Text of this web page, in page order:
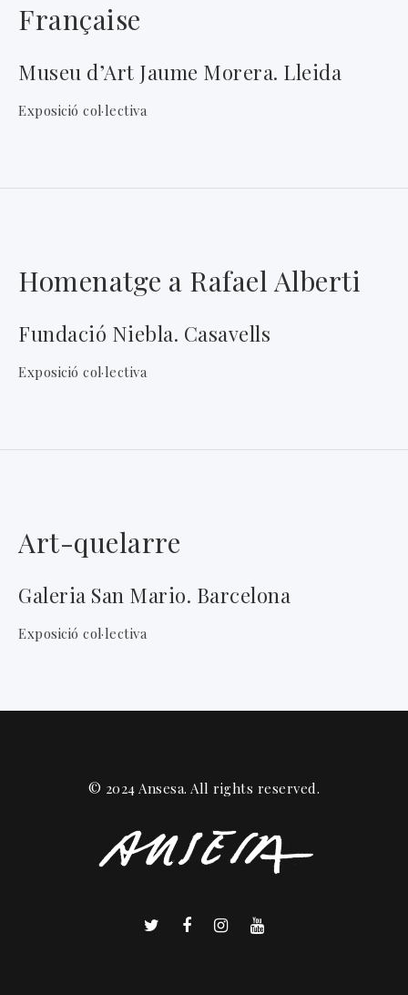
Française
Museu d’Art Jaume Morera. Lleida
Exposició col·lectiva
Homenatge a Rafael Alberti
Fundació Niebla. Casavells
Exposició col·lectiva
Art-quelarre
Galeria San Mario. Barcelona
Exposició col·lectiva
© 2024 Ansesa. All rights reserved.